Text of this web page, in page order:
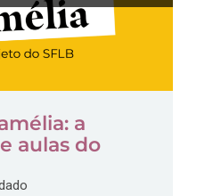
a
aulas do